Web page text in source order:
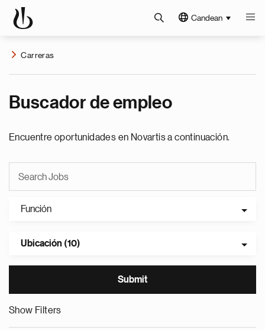
Candean
Carreras
Buscador de empleo
Encuentre oportunidades en Novartis a continuación.
Función
Ubicación (10)
Show Filters